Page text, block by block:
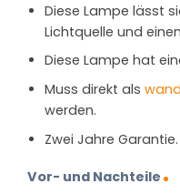
Diese Lampe lässt
Lichtquelle und
Diese Lampe hat
Muss direkt als
werden.
Zwei Jahre Garantie.
Vor- und Nachteile